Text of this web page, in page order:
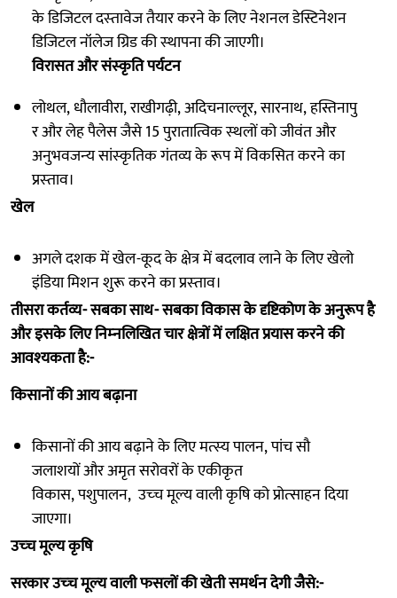
के डिजिटल दस्‍तावेज तैयार करने के लिए नेशनल डेस्टिनेशन
डिजिटल नॉलेज ग्रिड की स्‍थापना की जाएगी।
विरासत और संस्‍कृति पर्यटन
लोथल, धौलावीरा, राखीगढ़ी, अदिचनाल्‍लूर, सारनाथ, हस्तिनापु
र और लेह पैलेस जैसे 15 पुरातात्विक स्‍थलों को जीवंत और
अनुभवजन्‍य सांस्‍कृतिक गंतव्‍य के रूप में विकसित करने का
प्रस्‍ताव।
खेल
अगले दशक में खेल-कूद के क्षेत्र में बदलाव लाने के लिए खेलो
इंडिया मिशन शुरू करने का प्रस्‍ताव।
तीसरा कर्तव्‍य- सबका साथ- सबका विकास के दृष्टिकोण के अनुरूप है
और इसके लिए निम्‍नलिखित चार क्षेत्रों में लक्षित प्रयास करने की
आवश्‍यकता है:-
किसानों की आय बढ़ाना
किसानों की आय बढ़ाने के लिए मत्‍स्‍य पालन, पांच सौ
जलाशयों और अमृत सरोवरों के एकीकृत
विकास, पशुपालन, उच्‍च मूल्‍य वाली कृषि को प्रोत्‍साहन दिया
जाएगा।
उच्‍च मूल्‍य कृषि
सरकार उच्‍च मूल्‍य वाली फसलों की खेती समर्थन देगी जैसे:-